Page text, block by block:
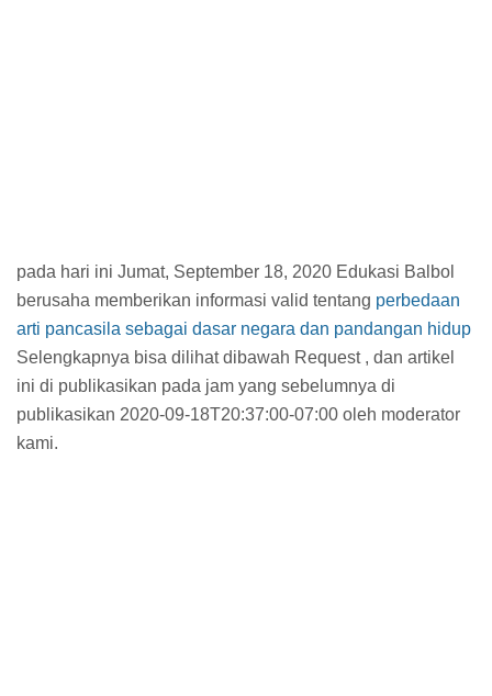
pada hari ini Jumat, September 18, 2020 Edukasi Balbol
berusaha memberikan informasi valid tentang perbedaan
arti pancasila sebagai dasar negara dan pandangan hidup
Selengkapnya bisa dilihat dibawah Request , dan artikel
ini di publikasikan pada jam yang sebelumnya di
publikasikan 2020-09-18T20:37:00-07:00 oleh moderator
kami.